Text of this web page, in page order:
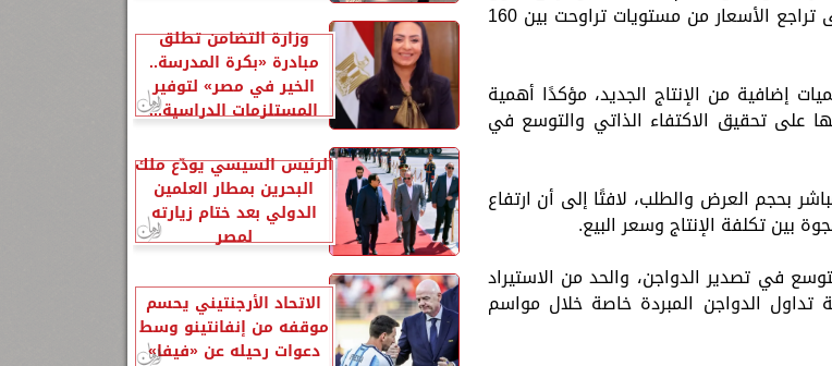
إنتاج الدورات الجديدة وزيادة المعروض في الأسواق، مشيرًا إلى تراجع الأسعار من مستويات تراوحت بين 160
إضافية من الإنتاج الجديد، مؤكدًا أهمية
على تحقيق الاكتفاء الذاتي والتوسع في
بحجم العرض والطلب، لافتًا إلى أن ارتفاع
بين تكلفة الإنتاج وسعر البيع.
في تصدير الدواجن، والحد من الاستيراد
الدواجن المبردة خاصة خلال مواسم
وزارة التضامن تطلق
مبادرة «بكرة المدرسة..
الخير في مصر» لتوفير
المستلزمات الدراسية...
الرئيس السيسي يودّع ملك
البحرين بمطار العلمين
الدولي بعد ختام زيارته
لمصر
الاتحاد الأرجنتيني يحسم
موقفه من إنفانتينو وسط
دعوات رحيله عن «فيفا»